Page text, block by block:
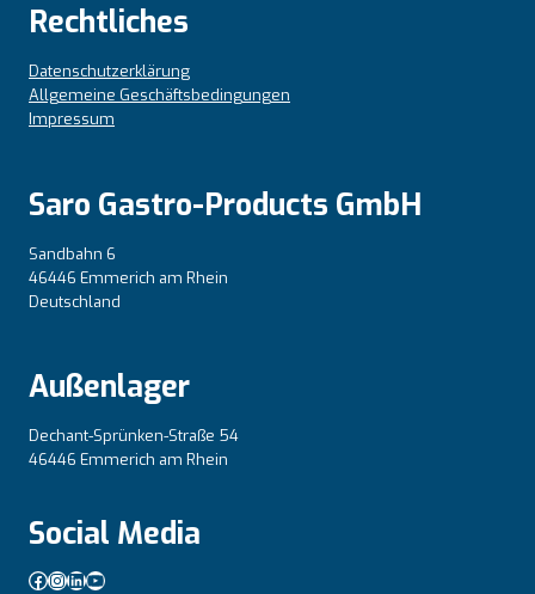
Rechtliches
Datenschutzerklärung
Allgemeine Geschäftsbedingungen
Impressum
Saro Gastro-Products GmbH
Sandbahn 6
46446 Emmerich am Rhein
Deutschland
Außenlager
Dechant-Sprünken-Straße 54
46446 Emmerich am Rhein
Social Media
Facebook
Instagram
LinkedIn
YouTube